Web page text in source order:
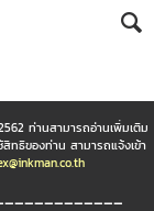
ท่านสามารถอ่านเพิ่มเติม
ทธิของท่าน สามารถแจ้งเข้า